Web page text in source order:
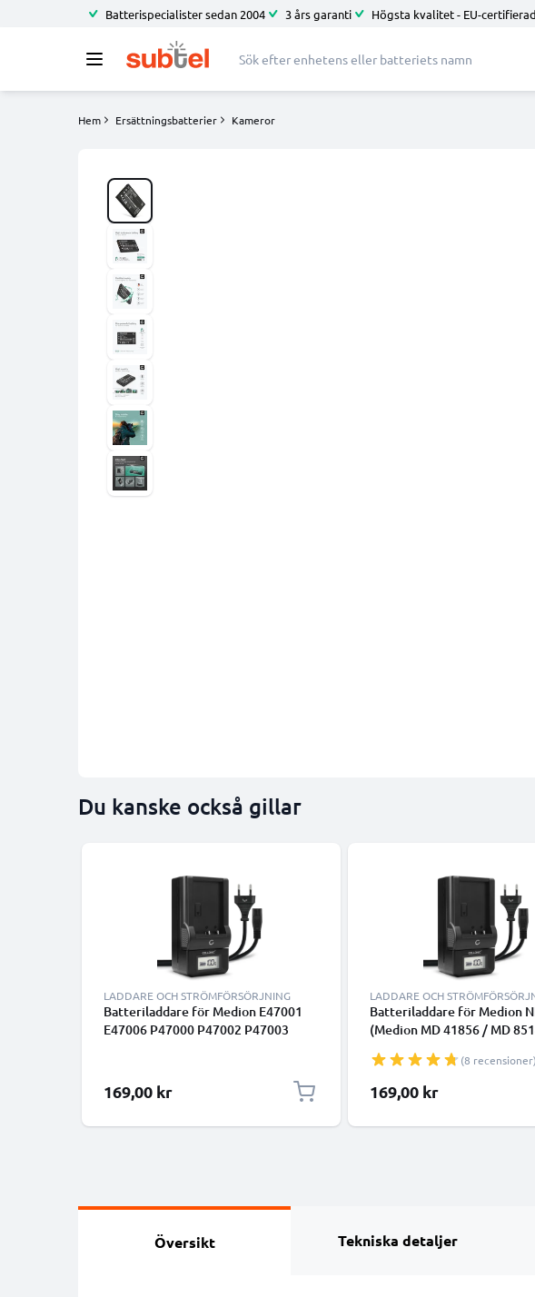
Batterispecialister sedan 2004 3 års garanti Högsta kvalitet - EU-certifierad
Hem Ersättningsbatterier Kameror
Du kanske också gillar
LADDARE OCH STRÖMFÖRSÖRJNING
Batteriladdare för Medion E47001
E47006 P47000 P47002 P47003
169,00 kr
LADDARE OCH
Batteriladdare för Medion
(Medion MD 41856 / MD
Life E47001 / Life P47002)
Kamerabatterier från
(8 recensioner)
169,00 kr
Översikt Tekniska detaljer